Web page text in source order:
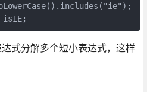
isIE;
式分解多个短小表达式，这样